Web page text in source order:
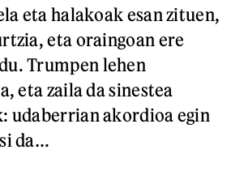
eta halakoak esan zituen,
eta oraingoan ere
Trumpen lehen
eta zaila da sinestea
udaberrian akordioa egin
da…